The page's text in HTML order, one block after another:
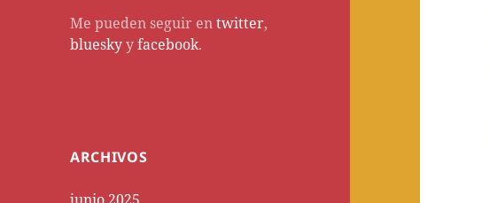
Me pueden seguir entwitter,
blueskyyfacebook.
ARCHIVOS